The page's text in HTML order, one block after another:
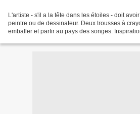
L'artiste - s'il a la tête dans les étoiles - doit
peintre ou de dessinateur. Deux trousses à
emballer et partir au pays des songes.